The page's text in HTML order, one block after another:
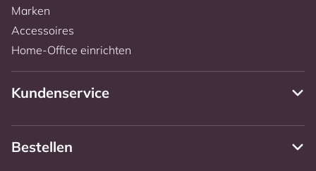
Marken
Accessoires
Home-Office einrichten
Kundenservice
Bestellen